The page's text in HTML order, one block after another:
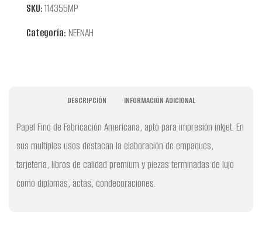
SKU:114355MP
Categoría: NEENAH
DESCRIPCIÓN INFORMACIÓN ADICIONAL
Papel Fino de Fabricación Americana, apto para impresión inkjet. En
sus multiples usos destacan la elaboración de empaques,
tarjeteria, libros de calidad premium y piezas terminadas de lujo
como diplomas, actas, condecoraciones.